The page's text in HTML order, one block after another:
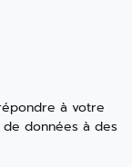
à votre
données à des